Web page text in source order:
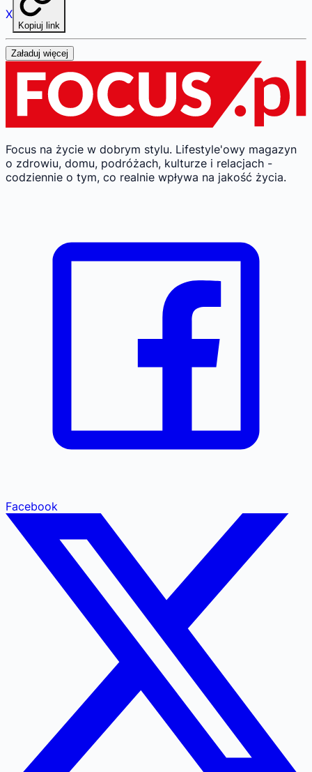
X
Kopiuj link
Załaduj więcej
Focus na życie w dobrym stylu. Lifestyle'owy magazyn
o zdrowiu, domu, podróżach, kulturze i relacjach -
codziennie o tym, co realnie wpływa na jakość życia.
Facebook